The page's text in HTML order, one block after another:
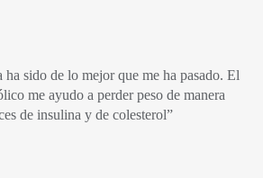
sido de lo mejor que me ha pasado. El
me ayudo a perder peso de manera
de insulina y de colesterol”